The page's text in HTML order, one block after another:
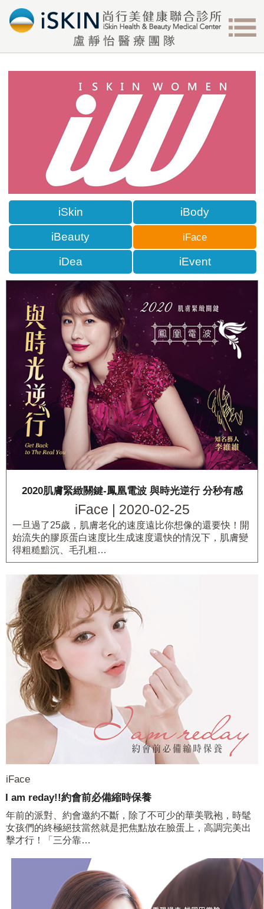
iSkin
iBeauty
iDea
iBody
iFace
iEvent
2020肌膚緊緻關鍵-鳳凰電波 與時光逆行 分秒有感
iFace | 2020-02-25
一旦過了25歲，肌膚老化的速度遠比你想像的還要快！開
始流失的膠原蛋白速度比生成速度還快的情況下，肌膚變
得粗糙黯沉、毛孔粗…
iFace
I am reday!!約會前必備縮時保養
年前的派對、約會邀約不斷，除了不可少的華美戰袍，時髦
女孩們的終極絕技當然就是把焦點放在臉蛋上，高調完美出
擊才行！「三分靠…